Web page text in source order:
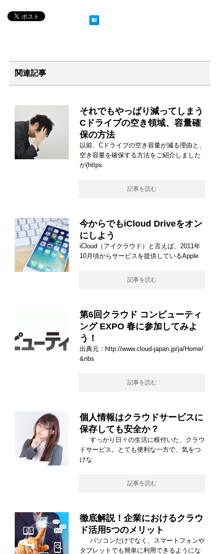
関連記事
それでもやっぱり減ってしまう
Cドライブの空き領域、容量確
保の方法
以前、Cドライブの空き容量が減る理由と、
空き容量を確保する方法をご紹介しました
が(https
記事を読む
今からでもiCloud Driveをオン
にしよう
iCloud（アイクラウド）と言えば、2011年
10月頃からサービスを提供しているApple
記事を読む
第6回クラウド コンピューティ
ング EXPO 春に参加してみよ
う！
出典元：http://www.cloud-japan.jp/ja/Home/
&nbs
記事を読む
個人情報はクラウドサービスに
保存しても安全か？
すっかり日々の生活に根付いた、クラウ
ドサービス。とても便利な一方で、気をつ
けな
記事を読む
徹底解説！企業におけるクラウ
ド活用5つのメリット
パソコンだけでなく、スマートフォンや
タブレットでも簡単に利用できるようにな